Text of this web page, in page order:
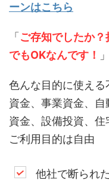
ーンはこちら
「 ご存知でしたか
でもOKなんです！
」
色んな目的に使え
資金、事業資金、
資金、設備投資、
ご利用目的は自由
他社で断られ